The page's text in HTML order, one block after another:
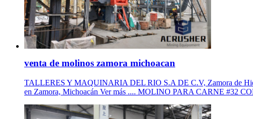
venta de molinos zamora michoacan
TALLERES Y MAQUINARIA DEL RIO S.A DE C.V, Zamora de
en Zamora, Michoacán Ver más .... MOLINO PARA CARNE #32